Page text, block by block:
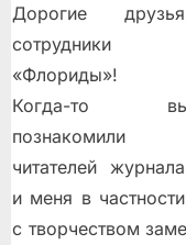
Дорогие
сотрудники
«Флориды»!
Когда-то
познакомили
читателей
и меня в
с творчеством